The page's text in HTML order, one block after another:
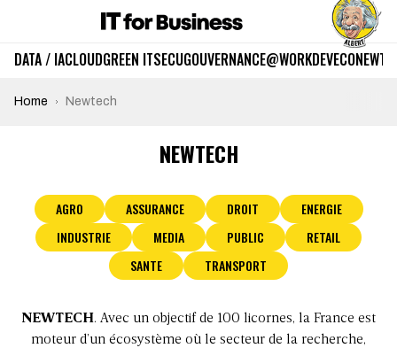
DATA / IACLOUDGREEN ITSECUGOUVERNANCE@WORKDEVECO
Home Newtech
NEWTECH
AGRO ASSURANCE DROIT
ENERGIE
INDUSTRIE
MEDIA PUBLIC
RETAIL
SANTE
TRANSPORT
NEWTECH. Avec un objectif de 100 licornes, la France est
moteur d’un écosystème où le secteur de la recherche,